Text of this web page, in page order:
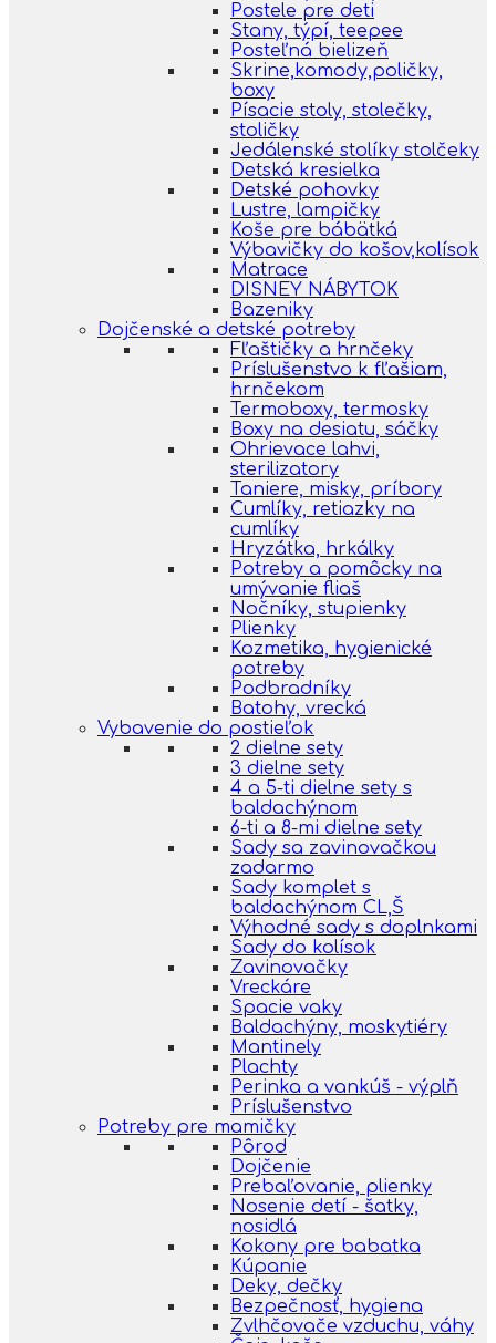
Postele pre deti
Stany, týpí, teepee
Posteľná bielizeň
Skrine,komody,poličky,
boxy
Písacie stoly, stolečky,
stoličky
Jedálenské stolíky stolčeky
Detská kresielka
Detské pohovky
Lustre, lampičky
Koše pre bábätká
Výbavičky do košov,kolísok
Matrace
DISNEY NÁBYTOK
Bazeniky
Dojčenské a detské potreby
Fľaštičky a hrnčeky
Príslušenstvo k fľašiam,
hrnčekom
Termoboxy, termosky
Boxy na desiatu, sáčky
Ohrievace lahvi,
sterilizatory
Taniere, misky, príbory
Cumlíky, retiazky na
cumlíky
Hryzátka, hrkálky
Potreby a pomôcky na
umývanie fliaš
Nočníky, stupienky
Plienky
Kozmetika, hygienické
potreby
Podbradníky
Batohy, vrecká
Vybavenie do postieľok
2 dielne sety
3 dielne sety
4 a 5-ti dielne sety s
baldachýnom
6-ti a 8-mi dielne sety
Sady sa zavinovačkou
zadarmo
Sady komplet s
baldachýnom CL,Š
Výhodné sady s doplnkami
Sady do kolísok
Zavinovačky
Vreckáre
Spacie vaky
Baldachýny, moskytiéry
Mantinely
Plachty
Perinka a vankúš - výplň
Príslušenstvo
Potreby pre mamičky
Pôrod
Dojčenie
Prebaľovanie, plienky
Nosenie detí - šatky,
nosidlá
Kokony pre babatka
Kúpanie
Deky, dečky
Bezpečnosť, hygiena
Zvlhčovače vzduchu, váhy